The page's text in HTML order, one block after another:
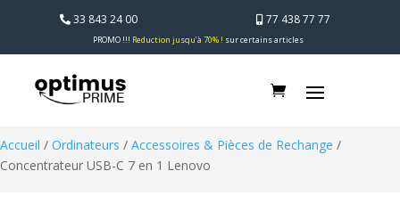
33 843 24 00 77 438 77 77
PROMO !!! Reduction jusqu’à 70% ! sur certains articles
Accueil / Ordinateurs / Accessoires & Pièces de Rechange /
Concentrateur USB-C 7 en 1 Lenovo